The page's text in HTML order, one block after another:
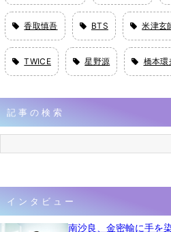
香取慎吾 BTS 米津玄
TWICE 星野源 橋本環
記事の検索
インタビュー
南沙良、金密輸に手を